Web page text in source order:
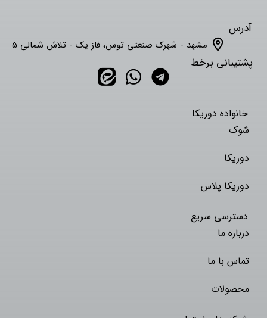
آدرس
مشهد - شهرک صنعتی توس، فاز یک - تلاش شمالی 5
پشتیبانی برخط
خانواده دوریکا
شوک
دوریکا
دوریکا پلاس
دسترسی سریع
درباره ما
تماس با ما
محصولات